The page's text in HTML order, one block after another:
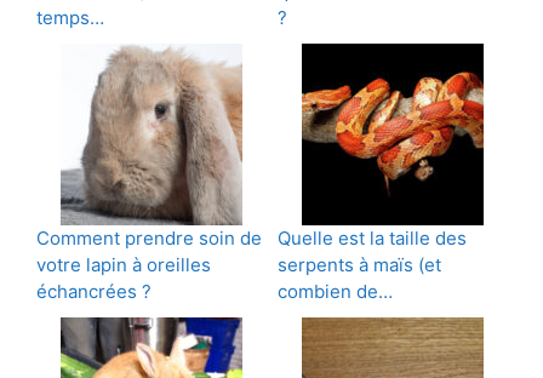
temps…
?
Comment prendre soin de
votre lapin à oreilles
échancrées ?
Quelle est la taille des
serpents à maïs (et
combien de…